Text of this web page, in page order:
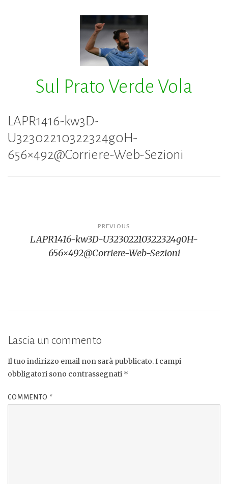
Sul Prato Verde Vola
LAPR1416-kw3D-
U32302210322324g0H-
656×492@Corriere-Web-Sezioni
articoli
PREVIOUS
LAPR1416-kw3D-U32302210322324g0H-
656×492@Corriere-Web-Sezioni
Lascia un commento
Il tuo indirizzo email non sarà pubblicato.I campi
obbligatori sono contrassegnati *
COMMENTO *